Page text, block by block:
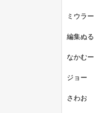
ミウラー
編集ぬる
なかむー
ジョー
さわお